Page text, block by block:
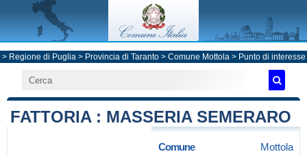
> Regione di Puglia> Provincia di Taranto> Comune Mottola> Punto di interesse
FATTORIA : MASSERIA SEMERARO
Comune Mottola